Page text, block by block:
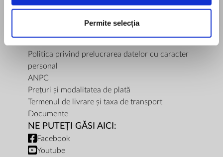
Permite selecția
REGLEMENTĂRI
Termene și condiții site
ZepterClub - Termene și Condiții
Politica privind prelucrarea datelor cu caracter
personal
ANPC
Prețuri și modalitatea de plată
Termenul de livrare și taxa de transport
Documente
NE PUTEȚI GĂSI AICI:
Facebook
Youtube